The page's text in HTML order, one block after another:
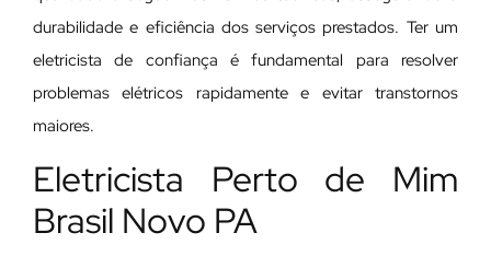
durabilidade e eficiência dos serviços prestados. Ter um
eletricista de confiança é fundamental para resolver
problemas elétricos rapidamente e evitar transtornos
maiores.
Eletricista Perto de Mim
Brasil Novo PA